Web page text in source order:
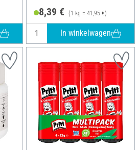
8,39 € (1 kg = 41,95 €)
In winkelwagen